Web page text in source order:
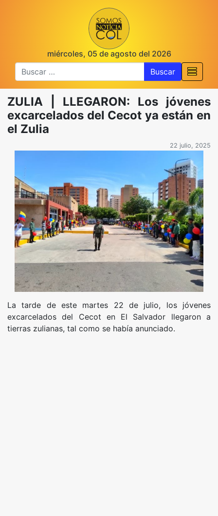
miércoles, 05 de agosto del 2026
Buscar
ZULIA | LLEGARON: Los jóvenes
excarcelados del Cecot ya están en
el Zulia
22 julio, 2025
La tarde de este martes 22 de julio, los jóvenes
excarcelados del Cecot en El Salvador llegaron a
tierras zulianas, tal como se había anunciado.